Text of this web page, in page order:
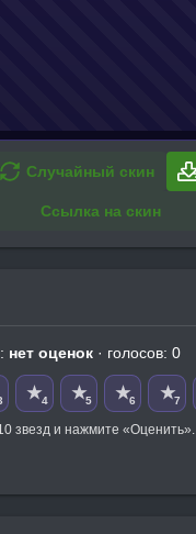
Случайный скин
Ссылка на скин
нет оценок · голосов: 0
★4 ★5 ★6 ★7
звезд и нажмите «Оценить».